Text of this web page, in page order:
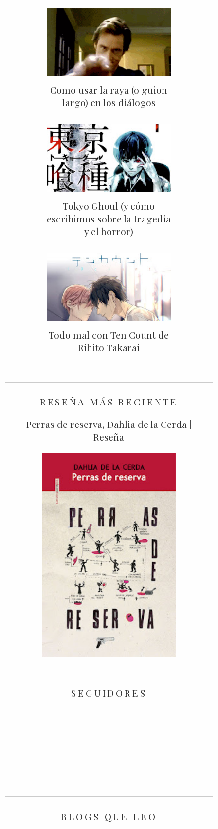
Como usar la raya (o guion
largo) en los diálogos
Tokyo Ghoul (y cómo
escribimos sobre la tragedia
y el horror)
Todo mal con Ten Count de
Rihito Takarai
RESEÑA MÁS RECIENTE
Perras de reserva, Dahlia de la Cerda |
Reseña
SEGUIDORES
BLOGS QUE LEO